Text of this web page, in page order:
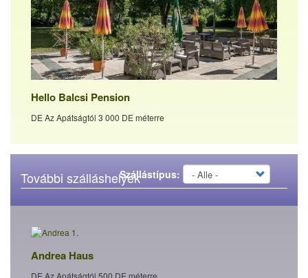
Hello Balcsi Pension
DE Az Apátságtól 3 000 DE méterre
További szálláshelyekSzállástípus:
Andrea Haus
DE Az Apátságtól 500 DE méterre